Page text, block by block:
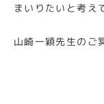
まいりたいと考え
山崎一穎先生のご